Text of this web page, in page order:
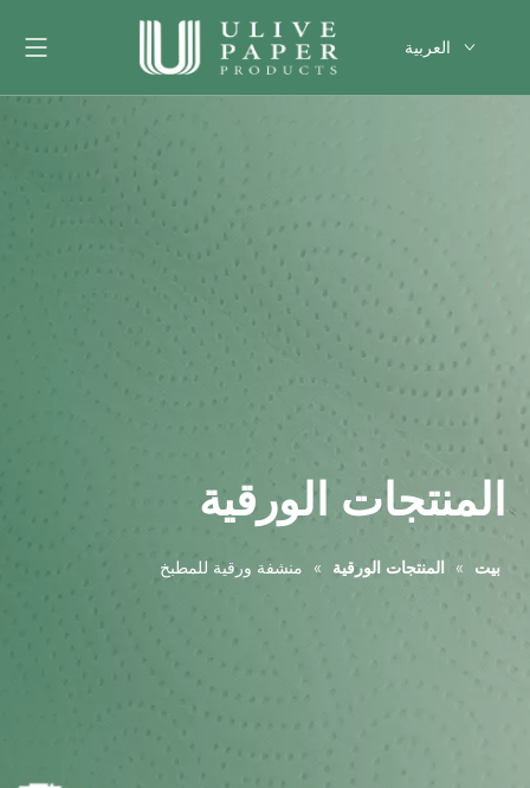
العربية
Filipino
المنتجات الورقية
بيت » المنتجات الورقية » منشفة ورقية للمطبخ